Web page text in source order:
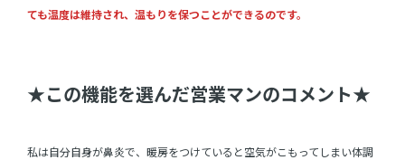
ても温度は維持され、温もりを保つことができるのです。
★この機能を選んだ営業マンのコメント★
私は自分自身が鼻炎で、暖房をつけていると空気がこもってしまい体調